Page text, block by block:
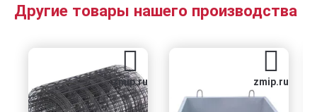
Другие товары нашего производства
zmip.ru zmip.ru